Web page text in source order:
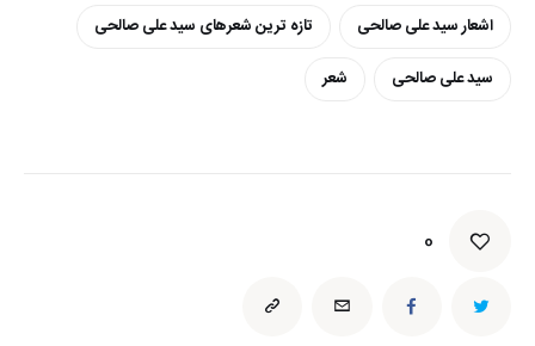
اشعار سید علی صالحی
تازه ترین شعرهای سید علی صالحی
سید علی صالحی
شعر
0